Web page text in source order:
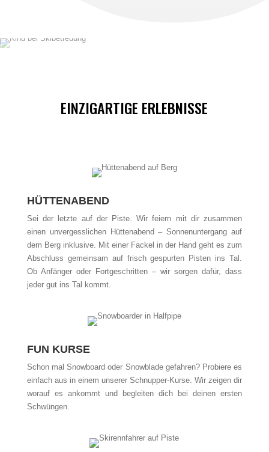
EINZIGARTIGE ERLEBNISSE
HÜTTENABEND
Sei der letzte auf der Piste. Wir feiern mit dir zusammen
einen unvergesslichen Hüttenabend – Sonnenuntergang auf
dem Berg inklusive. Mit einer Fackel in der Hand geht es zum
Abschluss gemeinsam auf frisch gespurten Pisten ins Tal.
Ob Anfänger oder Fortgeschritten – wir sorgen dafür, dass
jeder gut ins Tal kommt.
FUN KURSE
Schon mal Snowboard oder Snowblade gefahren? Probiere es
einfach aus in einem unserer Schnupper-Kurse. Wir zeigen dir
worauf es ankommt und begleiten dich bei deinen ersten
Schwüngen.